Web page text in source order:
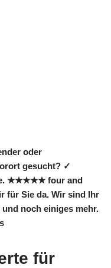
oder
gesucht? ✓
★★★★★ four and
für Sie da. Wir sind Ihr
noch einiges mehr.
für